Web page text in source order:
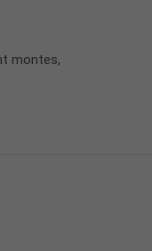
montes,